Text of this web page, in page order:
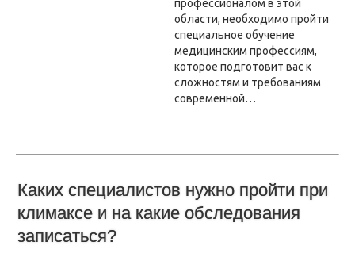
профессионалом в этой
области, необходимо пройти
специальное обучение
медицинским профессиям,
которое подготовит вас к
сложностям и требованиям
современной…
Каких специалистов нужно пройти при
климаксе и на какие обследования
записаться?